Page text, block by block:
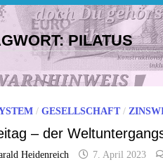
PILATUS
/ GESELLSCHAFT/
– der
Heidenreich 7. April 2023